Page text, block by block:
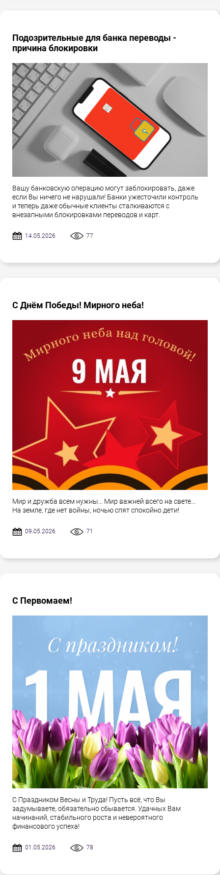
Подозрительные для банка переводы -
причина блокировки
Вашу банковскую операцию могут заблокировать, даже
если Вы ничего не нарушали! Банки ужесточили контроль
и теперь даже обычные клиенты сталкиваются с
внезапными блокировками переводов и карт.
14.05.2026 77
С Днём Победы! Мирного неба!
Мир и дружба всем нужны... Мир важней всего на свете...
На земле, где нет войны, ночью спят спокойно дети!
09.05.2026 71
С Первомаем!
С Праздником Весны и Труда! Пусть всё, что Вы
задумываете, обязательно сбывается. Удачных Вам
начинаний, стабильного роста и невероятного
финансового успеха!
01.05.2026 78